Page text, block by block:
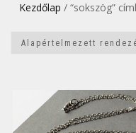
Kezdőlap / “sokszög”